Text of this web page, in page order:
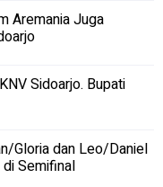
Aremania Juga
Sidoarjo. Bupati
Gloria dan Leo/Daniel
di Semifinal